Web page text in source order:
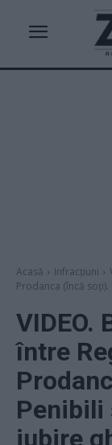
Acasă Infracțiuni
Prodanca (încă soți).
VIDEO.
între
Penibili
iubire